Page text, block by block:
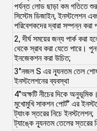
পর্যন্ত লোড ছাড়া কম গতিতে
সিস্টেম ডিজাইন, ইনস্টলেশন
পরিবেশকদের দ্বারা সম্পন্ন
2, দীর্ঘ সময়ের জন্য পার্ক করা
থেকে স্রাব করা যেতে পারে।
ইনজেকশন করা উচিত;
3"নজল S এর ন্যূনতম তেল
ইনস্টলেশনের ব্যবস্থা
4"অক্ষটি নীচের দিকে
মুখোমুখি সাকশন পোর্ট" এর
ট্যাংক স্তরের নিচে ইনস্টলেশন;
ট্যাঙ্কে ন্যূনতম তেলের স্তরের